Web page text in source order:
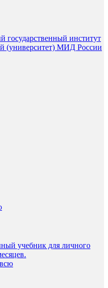
государственный институт
(университет) МИД России
учебник для личного